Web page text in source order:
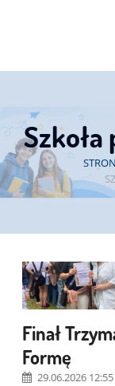
Szkoła
promująca
zdrowie
Finał
Formę
29.06.2026 12:55